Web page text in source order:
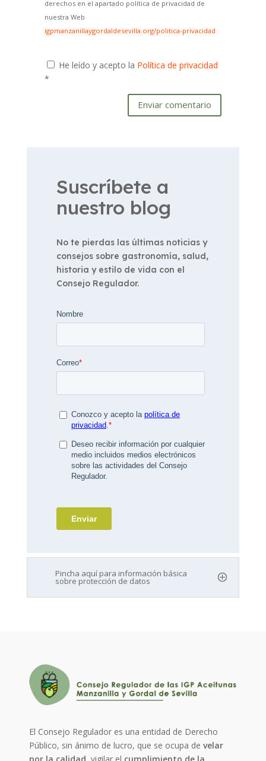
derechos en el apartado política de privacidad de
nuestra Web
igpmanzanillaygordaldesevilla.org/politica-privacidad
He leído y acepto la Política de privacidad
*
Enviar comentario
Suscríbete a
nuestro blog
No te pierdas las últimas noticias y
consejos sobre gastronomía, salud,
historia y estilo de vida con el
Consejo Regulador.
Pincha aquí para información básica
sobre protección de datos
El Consejo Regulador es una entidad de Derecho
Público, sin ánimo de lucro, que se ocupa develar